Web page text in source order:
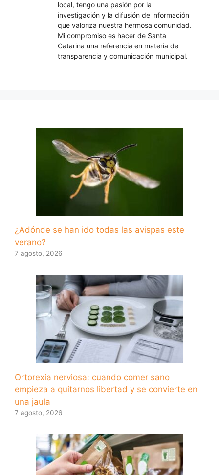
local, tengo una pasión por la
investigación y la difusión de información
que valoriza nuestra hermosa comunidad.
Mi compromiso es hacer de Santa
Catarina una referencia en materia de
transparencia y comunicación municipal.
¿Adónde se han ido todas las avispas este
verano?
7 agosto, 2026
Ortorexia nerviosa: cuando comer sano
empieza a quitarnos libertad y se convierte en
una jaula
7 agosto, 2026